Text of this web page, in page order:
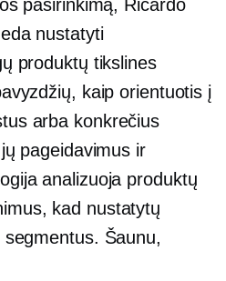
pasirinkimą, Ricardo
nustatyti
produktų tikslines
kaip orientuotis į
arba konkrečius
pageidavimus ir
analizuoja produktų
kad nustatytų
Šaunu,